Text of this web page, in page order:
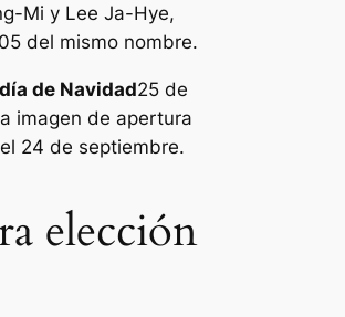
Mi y Lee Ja-Hye,
del mismo nombre.
de Navidad25 de
imagen de apertura
24 de septiembre.
elección